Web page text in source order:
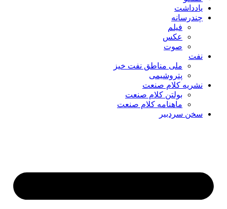
یادداشت
چندرسانه
فیلم
عکس
صوت
نفت
ملی مناطق نفت خیز
پتروشیمی
نشریه کلام صنعت
بولتن کلام صنعت
ماهنامه کلام صنعت
سخن سردبیر